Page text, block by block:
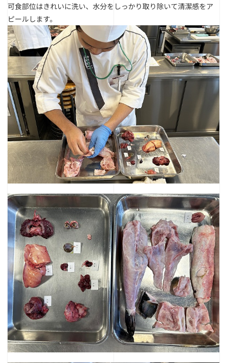
可食部位はきれいに洗い、水分をしっかり取り除いて清潔感をア
ピールします。